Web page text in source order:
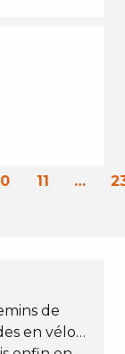
11 …
de
en vélo…